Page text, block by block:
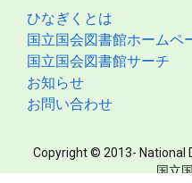
ひなぎくとは
国立国会図書館ホームペ
国立国会図書館サーチ
お知らせ
お問い合わせ
Copyright © 2013- National